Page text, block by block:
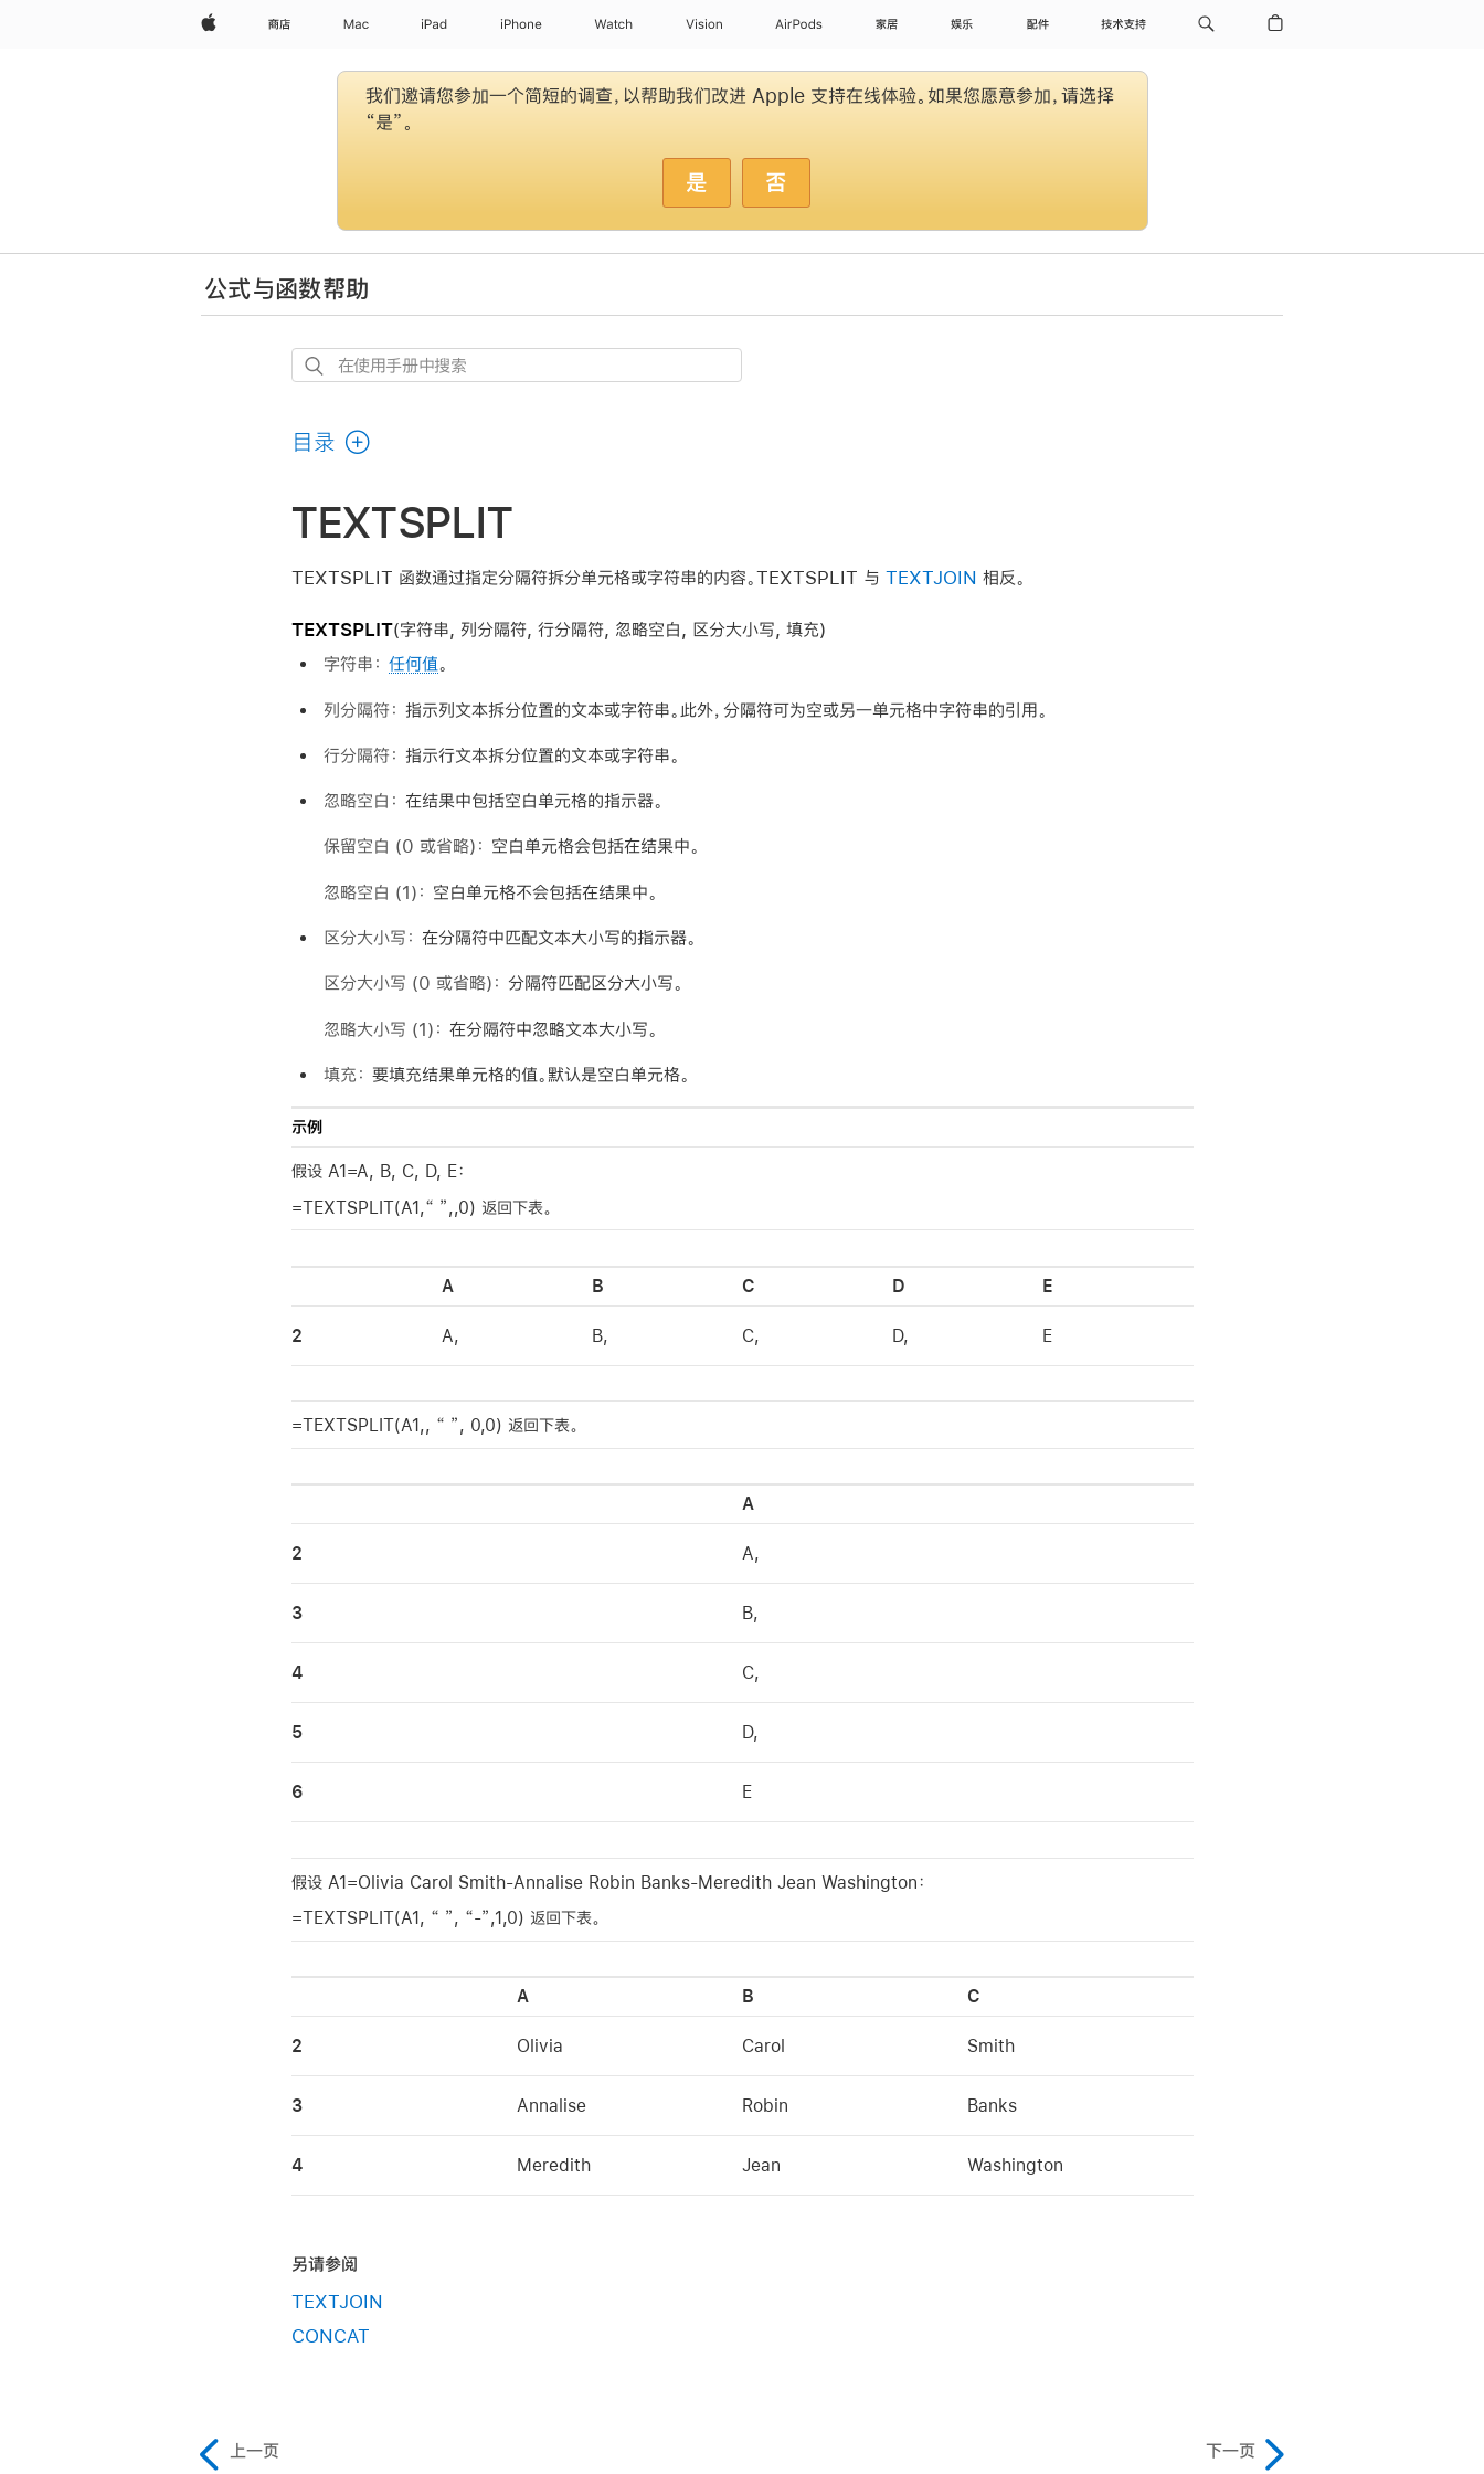
Apple 商店 Mac iPad iPhone Watch Vision AirPods 家居 娱乐 配件 技术支持
我们邀请您参加一个简短的调查，以帮助我们改进 Apple 支持在线体验。如果您愿意参加，请选择
“是”。
是 否
公式与函数帮助
在
手
中
搜
目录
TEXTSPLIT
TEXTSPLIT 函数通过指定分隔符拆分单元格或字符串的内容。TEXTSPLIT 与 TEXTJOIN 相反。
TEXTSPLIT(字符串, 列分隔符, 行分隔符, 忽略空白, 区分大小写, 填充)
字符串：任何值。
列分隔符：指示列文本拆分位置的文本或字符串。此外，分隔符可为空或另一单元格中字符串的引用。
行分隔符：指示行文本拆分位置的文本或字符串。
忽略空白：在结果中包括空白单元格的指示器。
保留空白 (0 或省略) ： 空白单元格会包括在结果中。
忽略空白 (1) ： 空白单元格不会包括在结果中。
区分大小写：在分隔符中匹配文本大小写的指示器。
区分大小写 (0 或省略) ：分隔符匹配区分大小写。
忽略大小写 (1) ：在分隔符中忽略文本大小写。
填充：要填充结果单元格的值。默认是空白单元格。
示例
假设 A1=A, B, C, D, E：
=TEXTSPLIT(A1,“ ”,,0) 返回下表。
A B C D E
2 A, B, C, D, E
=TEXTSPLIT(A1,, “ ”, 0,0) 返回下表。
A
2 A,
3 B,
4 C,
5 D,
6 E
假设 A1=Olivia Carol Smith-Annalise Robin Banks-Meredith Jean Washington：
=TEXTSPLIT(A1, “ ”, “-”,1,0) 返回下表。
A B C
2 Olivia Carol Smith
3 Annalise Robin Banks
4 Meredith Jean Washington
另请参阅
TEXTJOIN
CONCAT
上一页
下一页